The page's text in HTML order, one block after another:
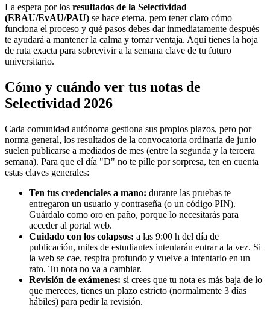
La espera por los resultados de la Selectividad
(EBAU/EvAU/PAU) se hace eterna, pero tener claro cómo
funciona el proceso y qué pasos debes dar inmediatamente después
te ayudará a mantener la calma y tomar ventaja. Aquí tienes la hoja
de ruta exacta para sobrevivir a la semana clave de tu futuro
universitario.
Cómo y cuándo ver tus notas de
Selectividad 2026
Cada comunidad autónoma gestiona sus propios plazos, pero por
norma general, los resultados de la convocatoria ordinaria de junio
suelen publicarse a mediados de mes (entre la segunda y la tercera
semana). Para que el día "D" no te pille por sorpresa, ten en cuenta
estas claves generales:
Ten tus credenciales a mano: durante las pruebas te
entregaron un usuario y contraseña (o un código PIN).
Guárdalo como oro en paño, porque lo necesitarás para
acceder al portal web.
Cuidado con los colapsos: a las 9:00 h del día de
publicación, miles de estudiantes intentarán entrar a la vez. Si
la web se cae, respira profundo y vuelve a intentarlo en un
rato. Tu nota no va a cambiar.
Revisión de exámenes: si crees que tu nota es más baja de lo
que mereces, tienes un plazo estricto (normalmente 3 días
hábiles) para pedir la revisión.